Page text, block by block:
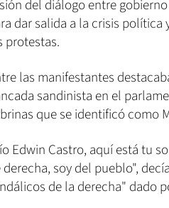
del diálogo entre
dar salida a la crisis política
protestas.
las manifestantes
sandinista en el
que se identificó como
Edwin Castro, aquí está tu
derecha, soy del pueblo",
de la derecha" dado